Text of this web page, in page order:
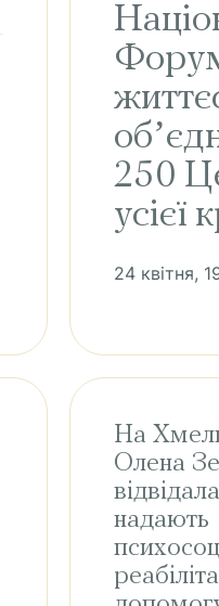
250
усієї
24 квітня,
На
Олена
надають